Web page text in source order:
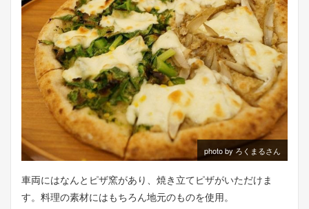
photo by ろくまるさん
車両にはなんとピザ窯があり、焼き立てピザがいただけま
す。料理の素材にはもちろん地元のものを使用。